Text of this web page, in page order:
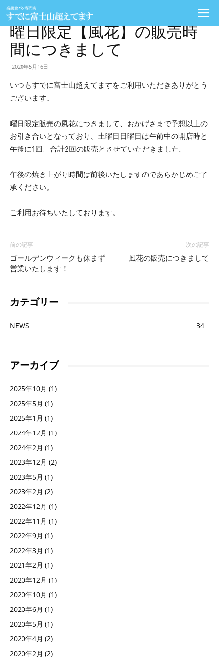
ホーム
曜日限定【風花】の販売時
間につきまして
2020年5月16日
いつもすでに富士山超えてますをご利用いただきありがとう
ございます。
曜日限定販売の風花につきまして、おかげさまで予想以上の
お引き合いとなっており、土曜日日曜日は午前中の開店時と
午後に1回、合計2回の販売とさせていただきました。
午後の焼き上がり時間は前後いたしますのであらかじめご了
承ください。
ご利用お待ちいたしております。
前の記事
ゴールデンウィークも休まず
営業いたします！
次の記事
風花の販売につきまして
カテゴリー
NEWS 34
アーカイブ
2025年10月 (1)
2025年5月 (1)
2025年1月 (1)
2024年12月 (1)
2024年2月 (1)
2023年12月 (2)
2023年5月 (1)
2023年2月 (2)
2022年12月 (1)
2022年11月 (1)
2022年9月 (1)
2022年3月 (1)
2021年2月 (1)
2020年12月 (1)
2020年10月 (1)
2020年6月 (1)
2020年5月 (1)
2020年4月 (2)
2020年2月 (2)